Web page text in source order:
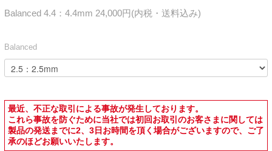
Balanced 4.4：4.4mm 24,000円(内税・送料込み)
Balanced
最近、不正な取引による事故が発生しております。
これら事故を防ぐために当社では初回お取引のお客さまに関しては
製品の発送までに2、3日お時間を頂く場合がございますので、ご了
承のほどお願いいたします。